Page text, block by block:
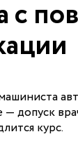
с
— допуск
курс.